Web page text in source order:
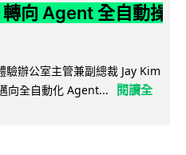
向 Agent 全自動操
辦公室主管兼副總裁 Jay Kim
向全自動化 Agent...
閱讀全